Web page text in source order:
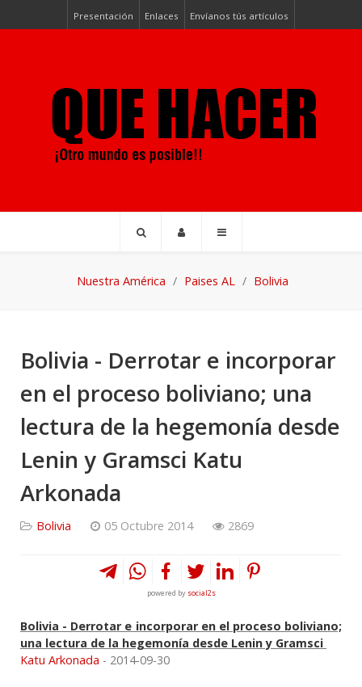
Presentación Enlaces Envíanos tús artículos
Nuestra América Paises AL Bolivia
Bolivia - Derrotar e incorporar
en el proceso boliviano; una
lectura de la hegemonía desde
Lenin y Gramsci Katu
Arkonada
Bolivia 05 Octubre 2014 2869
powered by social2s
Bolivia - Derrotar e incorporar en el proceso boliviano;
una lectura de la hegemonía desde Lenin y Gramsci
Katu Arkonada - 2014-09-30